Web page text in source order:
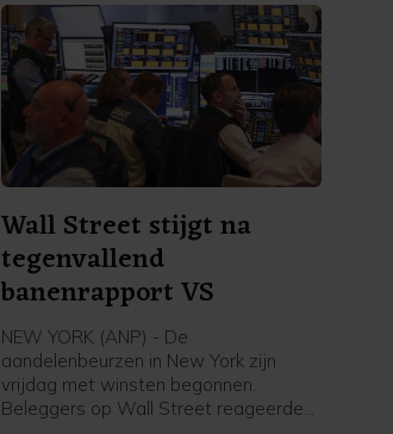
Wall Street stijgt na
tegenvallend
banenrapport VS
NEW YORK (ANP) - De
aandelenbeurzen in New York zijn
vrijdag met winsten begonnen.
Beleggers op Wall Street reageerden